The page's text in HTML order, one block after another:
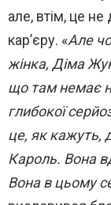
але, втім, це
кар’єру. «Але
жінка, Діма
що там немає
глибокої
це, як кажуть,
Кароль. Вона
Вона в цьому